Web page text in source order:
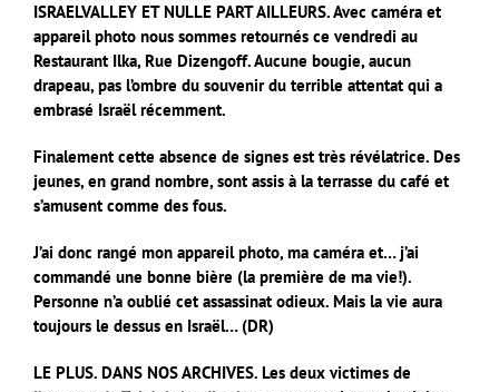
ISRAELVALLEY ET NULLE PART AILLEURS. Avec caméra et
appareil photo nous sommes retournés ce vendredi au
Restaurant Ilka, Rue Dizengoff. Aucune bougie, aucun
drapeau, pas l’ombre du souvenir du terrible attentat qui a
embrasé Israël récemment.
Finalement cette absence de signes est très révélatrice. Des
jeunes, en grand nombre, sont assis à la terrasse du café et
s’amusent comme des fous.
J’ai donc rangé mon appareil photo, ma caméra et… j’ai
commandé une bonne bière (la première de ma vie!).
Personne n’a oublié cet assassinat odieux. Mais la vie aura
toujours le dessus en Israël… (DR)
LE PLUS. DANS NOS ARCHIVES. Les deux victimes de